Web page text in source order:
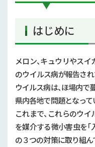
はじめに
メロン、キュウリやス
のウイルス病が報告さ
ウイルス病は、ほ場内で
県内各地で問題となって
これまで、これらのウ
を媒介する微小害虫を「入
の３つの対策に取り組ん